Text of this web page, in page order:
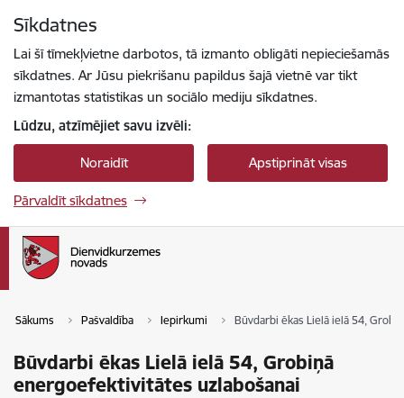
Sīkdatnes
Lai šī tīmekļvietne darbotos, tā izmanto obligāti nepieciešamās
sīkdatnes. Ar Jūsu piekrišanu papildus šajā vietnē var tikt
izmantotas statistikas un sociālo mediju sīkdatnes.
Lūdzu, atzīmējiet savu izvēli:
Noraidīt Apstiprināt visas
Pārvaldīt sīkdatnes
Sākums Pašvaldība Iepirkumi Būvdarbi ēkas Lielā ielā 54,
Būvdarbi ēkas Lielā ielā 54, Grobiņā
energoefektivitātes uzlabošanai